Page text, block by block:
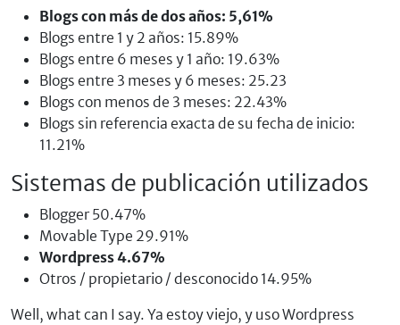
Blogs con más de dos años: 5,61%
Blogs entre 1 y 2 años: 15.89%
Blogs entre 6 meses y 1 año: 19.63%
Blogs entre 3 meses y 6 meses: 25.23
Blogs con menos de 3 meses: 22.43%
Blogs sin referencia exacta de su fecha de inicio:
11.21%
Sistemas de publicación utilizados
Blogger 50.47%
Movable Type 29.91%
Wordpress 4.67%
Otros / propietario / desconocido 14.95%
Well, what can I say. Ya estoy viejo, y uso Wordpress